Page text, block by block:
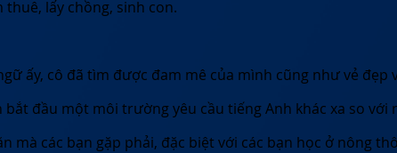
lấy chồng, sinh con.
ấy, cô đã tìm được đam mê của mình cũng như vẻ đẹp
bắt đầu một môi trường yêu cầu tiếng Anh khác xa so với
mà các bạn gặp phải, đặc biệt với các bạn học ở nông